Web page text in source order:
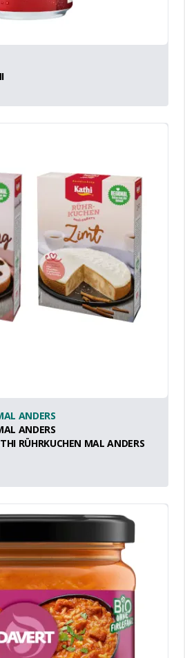
ANDERS
ANDERS
RÜHRKUCHEN MAL ANDERS